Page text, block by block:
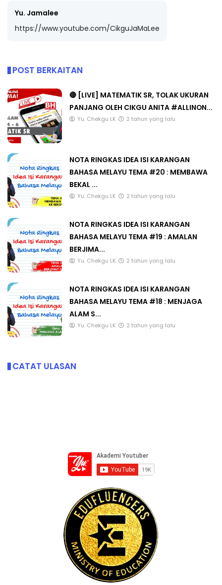
Yu. Jamalee
https://www.youtube.com/CikguJaMaLee
POST BERKAITAN
🔴 [LIVE] MATEMATIK SR, TOLAK UKURAN
PANJANG OLEH CIKGU ANITA #ALLINON...
Yu. Chekgu LK 2 tahun yang lalu
NOTA RINGKAS IDEA ISI KARANGAN
BAHASA MELAYU TEMA #20 : MEMBAWA
BEKAL ...
Yu. Chekgu LK 2 tahun yang lalu
NOTA RINGKAS IDEA ISI KARANGAN
BAHASA MELAYU TEMA #19 : AMALAN
BERJIMA...
Yu. Chekgu LK 2 tahun yang lalu
NOTA RINGKAS IDEA ISI KARANGAN
BAHASA MELAYU TEMA #18 : MENJAGA
ALAM S...
Yu. Chekgu LK 2 tahun yang lalu
CATAT ULASAN